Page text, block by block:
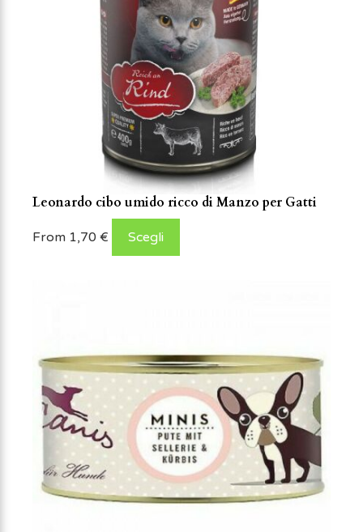
Leonardo cibo umido ricco di Manzo per Gatti
From 1,70 € Scegli